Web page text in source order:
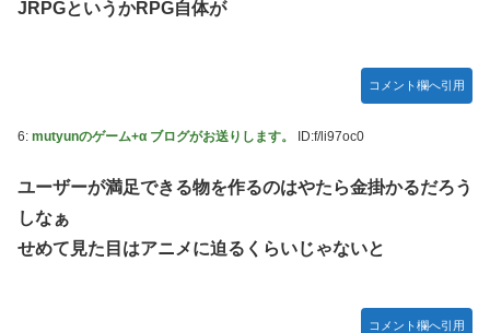
やるやらでっきーのクラス転移ダンジョンサバイバル・闇鍋
【画像】『金田一少年の事件簿』で好きな死体ランキング１
位がこちら！
やる夫のダンジョン運営記180-おまけ31 埋めネタ「17話舞
ソフトの入れ替えなんて10秒で済むのにそれを面倒くさいと
JRPGというかRPG自体が
コメント欄へ引用
6: mutyunのゲーム+α ブログがお送りします。 ID:f/li97oc0
ユーザーが満足できる物を作るのはやたら金掛かるだろう
しなぁ
せめて見た目はアニメに迫るくらいじゃないと
コメント欄へ引用